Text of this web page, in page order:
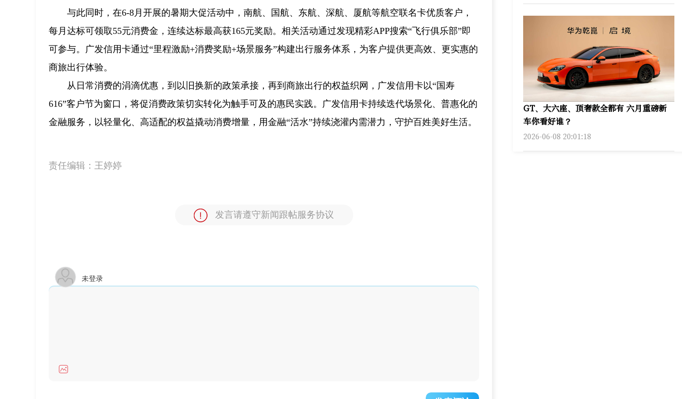
与此同时，在6-8月开展的暑期大促活动中，南航、国航、东航、深航、厦航等航空联名卡优质客户，
每月达标可领取55元消费金，连续达标最高获165元奖励。相关活动通过发现精彩APP搜索“飞行俱乐部”即
可参与。广发信用卡通过“里程激励+消费奖励+场景服务”构建出行服务体系，为客户提供更高效、更实惠的
商旅出行体验。
从日常消费的涓滴优惠，到以旧换新的政策承接，再到商旅出行的权益织网，广发信用卡以“国寿
616”客户节为窗口，将促消费政策切实转化为触手可及的惠民实践。广发信用卡持续迭代场景化、普惠化的
金融服务，以轻量化、高适配的权益撬动消费增量，用金融“活水”持续浇灌内需潜力，守护百姓美好生活。
责任编辑： 王婷婷
发言请遵守新闻跟帖服务协议
未登录
GT、大六座、顶奢款全都有 六月重磅新
车你看好谁？
2026-06-08 20:01:18